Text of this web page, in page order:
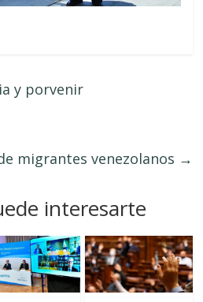
y porvenir
migrantes venezolanos →
interesarte